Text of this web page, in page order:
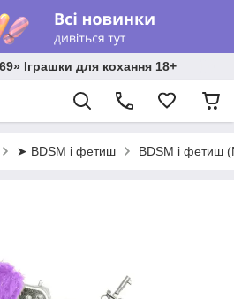
Іграшки для кохання 18+
➤ BDSM і фетиш BDSM і фетиш